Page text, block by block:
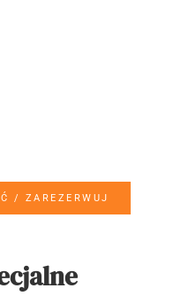
/ ZAREZERWUJ